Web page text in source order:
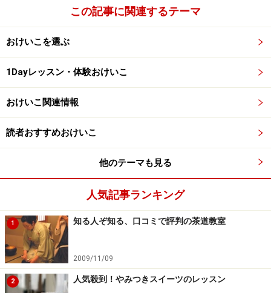
綺麗なくびれ作りに欠かせない動きを発見！
ベリーダンス生活を取り入れて、美味しいものを普通に
食べられるのなら、無理なダイエットをするよりも断然
美しいボディが手に入りますよね。
ガイドも、女性らしさを発揮できる魅力的なダンスだと
ールの詳細をお伝えいたします。
※記事内容は執筆時点のものです。最新の内容をご確認くださ
い。
この記事に関連するテーマ
おけいこを選ぶ
1Dayレッスン・体験おけいこ
おけいこ関連情報
読者おすすめおけいこ
他のテーマも見る
人気記事ランキング
1 知る人ぞ知る、口コミで評判の茶道教室
2009/11/09
2 人気殺到！やみつきスイーツのレッスン